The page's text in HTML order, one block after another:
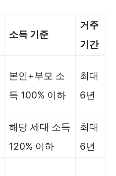
소득 기준
거주
기간
본인+부모 소
득 100% 이하
최대
6년
해당 세대 소득
120% 이하
최대
6년